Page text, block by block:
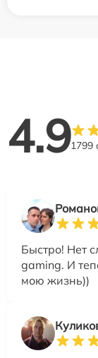
4.91799
Быстро! Нет
gaming. И
мою жизнь))